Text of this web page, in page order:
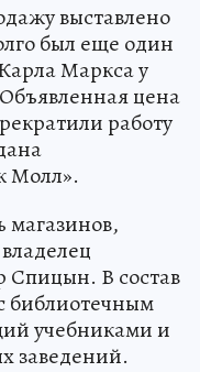
выставлено
был еще один
Маркса у
цена
работу
Молл».
магазинов,
В состав
библиотечным
учебниками и
заведений.